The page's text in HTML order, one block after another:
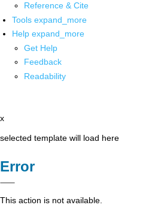
Reference & Cite
Tools expand_more
Help expand_more
Get Help
Feedback
Readability
x
selected template will load here
Error
This action is not available.